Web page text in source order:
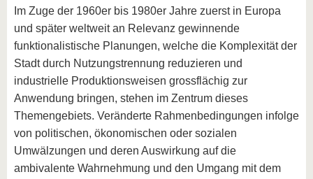
Im Zuge der 1960er bis 1980er Jahre zuerst in Europa
und später weltweit an Relevanz gewinnende
funktionalistische Planungen, welche die Komplexität der
Stadt durch Nutzungstrennung reduzieren und
industrielle Produktionsweisen grossflächig zur
Anwendung bringen, stehen im Zentrum dieses
Themengebiets. Veränderte Rahmenbedingungen infolge
von politischen, ökonomischen oder sozialen
Umwälzungen und deren Auswirkung auf die
ambivalente Wahrnehmung und den Umgang mit dem